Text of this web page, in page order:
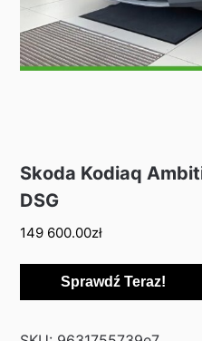
Skoda Kodiaq
DSG
149 600.00zł
Sprawdź Teraz!